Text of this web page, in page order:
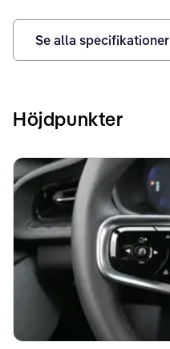
Se alla specifikationer
Höjdpunkter